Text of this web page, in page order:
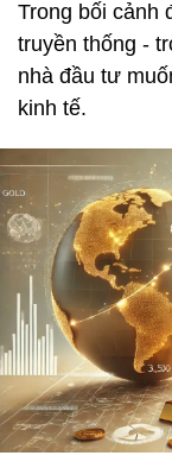
Trong bối cảnh
truyền thống -
nhà đầu tư
kinh tế.